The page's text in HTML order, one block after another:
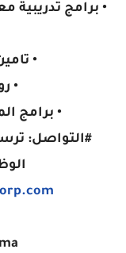
• برامج تدريبية
•
•
• برامج
#التواصل: